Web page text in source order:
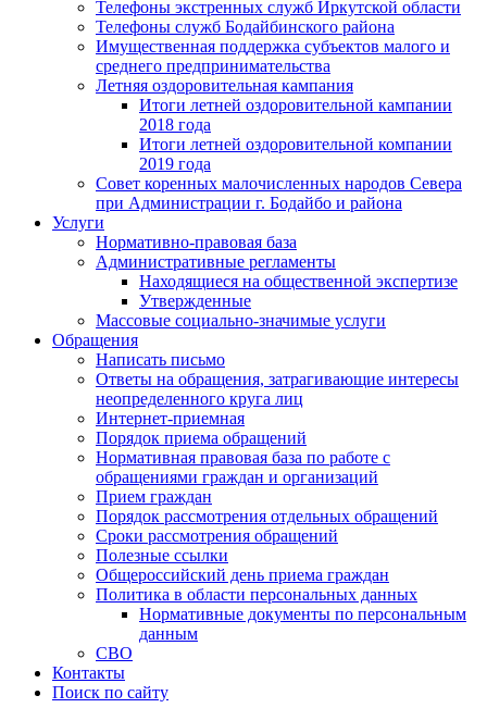
Телефоны экстренных служб Иркутской области
Телефоны служб Бодайбинского района
Имущественная поддержка субъектов малого и
среднего предпринимательства
Летняя оздоровительная кампания
Итоги летней оздоровительной кампании
2018 года
Итоги летней оздоровительной компании
2019 года
Совет коренных малочисленных народов Севера
при Администрации г. Бодайбо и района
Услуги
Нормативно-правовая база
Административные регламенты
Находящиеся на общественной экспертизе
Утвержденные
Массовые социально-значимые услуги
Обращения
Написать письмо
Ответы на обращения, затрагивающие интересы
неопределенного круга лиц
Интернет-приемная
Порядок приема обращений
Нормативная правовая база по работе с
обращениями граждан и организаций
Прием граждан
Порядок рассмотрения отдельных обращений
Сроки рассмотрения обращений
Полезные ссылки
Общероссийский день приема граждан
Политика в области персональных данных
Нормативные документы по персональным
данным
СВО
Контакты
Поиск по сайту